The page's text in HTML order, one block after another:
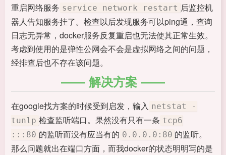
重启网络服务 service network restart 后监控机
器人告知服务挂了。检查以后发现服务可以ping通，查询
日志无异常，docker服务反复重启也无法使其正常生效。
考虑到使用的是弹性公网会不会是虚拟网络之间的问题，
经排查后也不存在该问题。
解决方案
在google找方案的时候受到启发，输入 netstat -
tunlp 检查监听端口。果然没有只有一条 tcp6
:::80 的监听而没有应当有的 0.0.0.0:80 的监听。
那么问题就出在端口方面，而我docker的状态明明写的是